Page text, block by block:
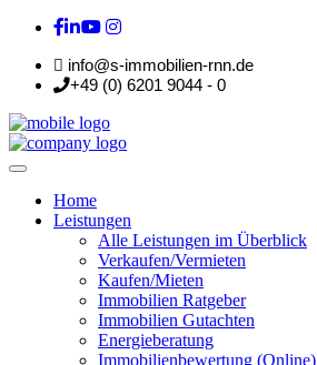
info@s-immobilien-rnn.de
+49 (0) 6201 9044 - 0
Home
Leistungen
Alle Leistungen im Überblick
Verkaufen/Vermieten
Kaufen/Mieten
Immobilien Ratgeber
Immobilien Gutachten
Energieberatung
Immobilienbewertung (Online)